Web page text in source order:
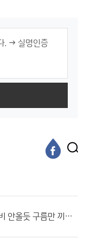
중북부 오늘 밤 내일 새벽 비 안올듯 구름만 끼고 말듯